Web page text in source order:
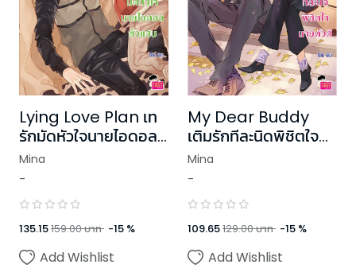
Lying Love Plan เท
รักมัดหัวใจนายไอดอล
ตัวแสบ
Mina
-
135.15159.00บาท -15 %
Add Wishlist
My Dear Buddy
เติมรักทีละนิดพิชิตใจ
นายตัวดี
Mina
-
109.65129.00บาท -15 %
Add Wishlist